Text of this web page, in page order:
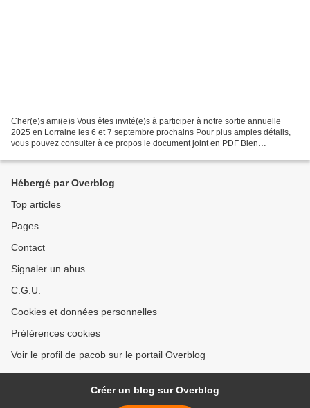
Cher(e)s ami(e)s Vous êtes invité(e)s à participer à notre sortie annuelle
2025 en Lorraine les 6 et 7 septembre prochains Pour plus amples détails,
vous pouvez consulter à ce propos le document joint en PDF Bien
Hébergé par Overblog
Top articles
Pages
Contact
Signaler un abus
C.G.U.
Cookies et données personnelles
Préférences cookies
Voir le profil de pacob sur le portail Overblog
Créer un blog sur Overblog